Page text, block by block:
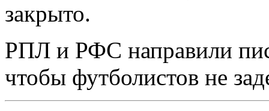
закрыто.
РПЛ и РФС направили
чтобы футболистов не